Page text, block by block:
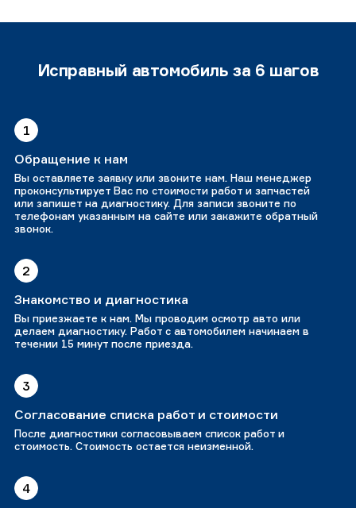
Исправный автомобиль за 6 шагов
1
Обращение к нам
Вы оставляете заявку или звоните нам. Наш менеджер
проконсультирует Вас по стоимости работ и запчастей
или запишет на диагностику. Для записи звоните по
телефонам указанным на сайте или закажите обратный
звонок.
2
Знакомство и диагностика
Вы приезжаете к нам. Мы проводим осмотр авто или
делаем диагностику. Работ с автомобилем начинаем в
течении 15 минут после приезда.
3
Согласование списка работ и стоимости
После диагностики согласовываем список работ и
стоимость. Стоимость остается неизменной.
4